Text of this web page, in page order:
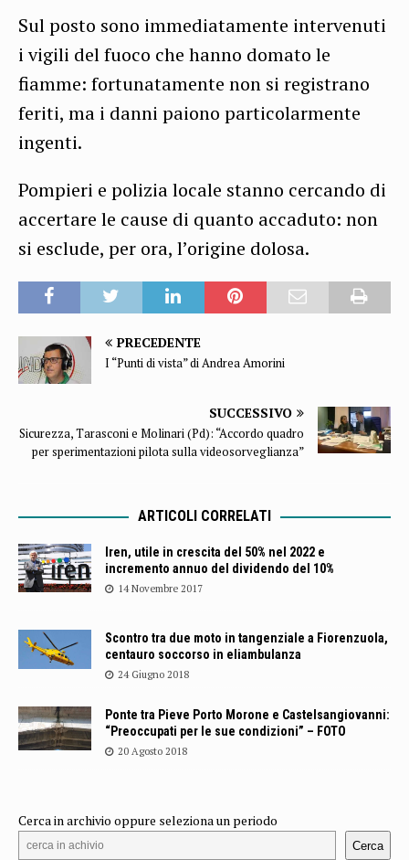
Sul posto sono immediatamente intervenuti
i vigili del fuoco che hanno domato le
fiamme: fortunatamente non si registrano
feriti, ma i danni paiono particolarmente
ingenti.
Pompieri e polizia locale stanno cercando di
accertare le cause di quanto accaduto: non
si esclude, per ora, l’origine dolosa.
PRECEDENTE
I “Punti di vista” di Andrea Amorini
SUCCESSIVO
Sicurezza, Tarasconi e Molinari (Pd): “Accordo quadro
per sperimentazioni pilota sulla videosorveglianza”
ARTICOLI CORRELATI
Iren, utile in crescita del 50% nel 2022 e
incremento annuo del dividendo del 10%
14 Novembre 2017
Scontro tra due moto in tangenziale a Fiorenzuola,
centauro soccorso in eliambulanza
24 Giugno 2018
Ponte tra Pieve Porto Morone e Castelsangiovanni:
“Preoccupati per le sue condizioni” – FOTO
20 Agosto 2018
Cerca in archivio oppure seleziona un periodo
Cerca